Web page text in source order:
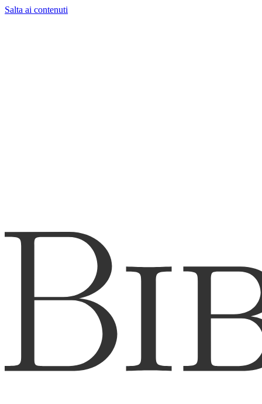
Salta ai contenuti